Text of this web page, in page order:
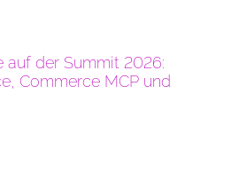
auf der Summit 2026:
Commerce MCP und